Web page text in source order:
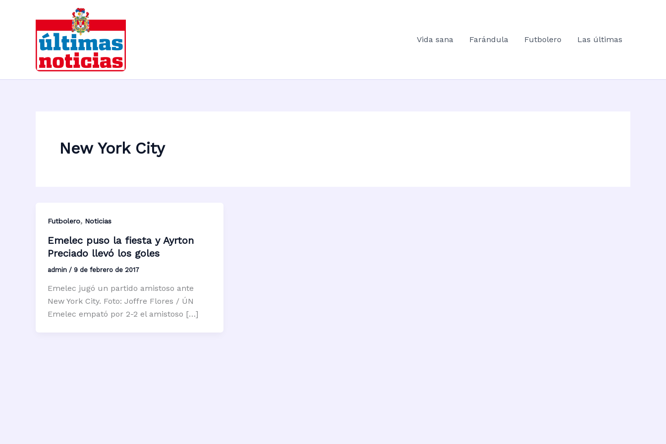
contenido
Vida sana
Farándula Futbolero Las últimas
New York City
Futbolero, Noticias
Emelec puso la fiesta y Ayrton
Preciado llevó los goles
admin / 9 de febrero de 2017
Emelec jugó un partido amistoso ante
New York City. Foto: Joffre Flores / ÚN
Emelec empató por 2-2 el amistoso […]